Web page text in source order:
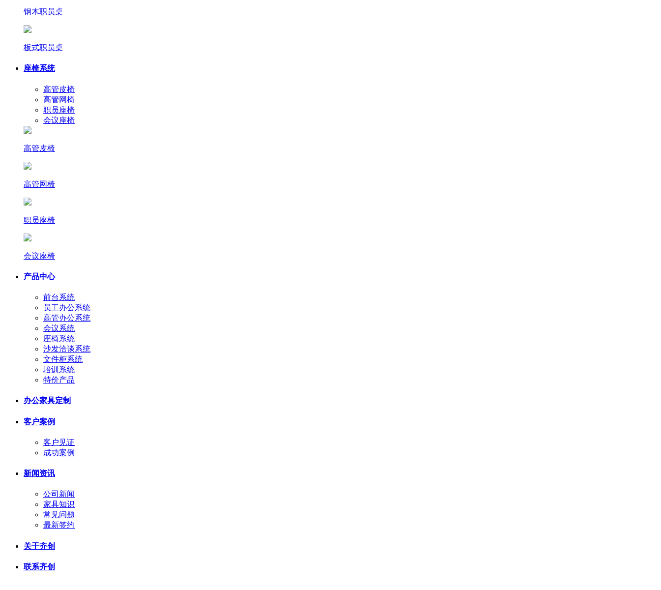
钢木职员桌
板式职员桌
座椅系统
高管皮椅
高管网椅
职员座椅
会议座椅
高管皮椅
高管网椅
职员座椅
会议座椅
产品中心
前台系统
员工办公系统
高管办公系统
会议系统
座椅系统
沙发洽谈系统
文件柜系统
培训系统
特价产品
办公家具定制
客户案例
客户见证
成功案例
新闻资讯
公司新闻
家具知识
常见问题
最新签约
关于齐创
联系齐创